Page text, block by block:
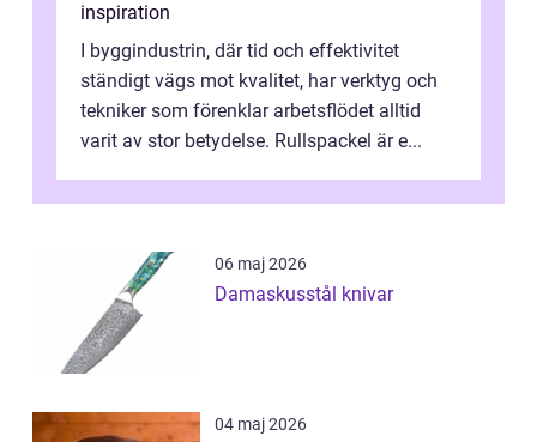
inspiration
I byggindustrin, där tid och effektivitet
ständigt vägs mot kvalitet, har verktyg och
tekniker som förenklar arbetsflödet alltid
varit av stor betydelse. Rullspackel är e...
06 maj 2026
Damaskusstål knivar
04 maj 2026